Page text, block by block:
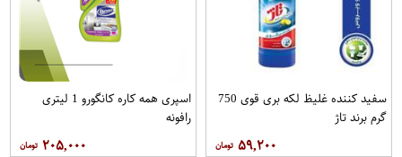
سفید کننده غلیظ لکه بری قوی 750
گرم برند تاژ
۵۹,۲۰۰
اسپری همه کاره کانگورو 1 لیتری
رافونه
۲۰۵,۰۰۰